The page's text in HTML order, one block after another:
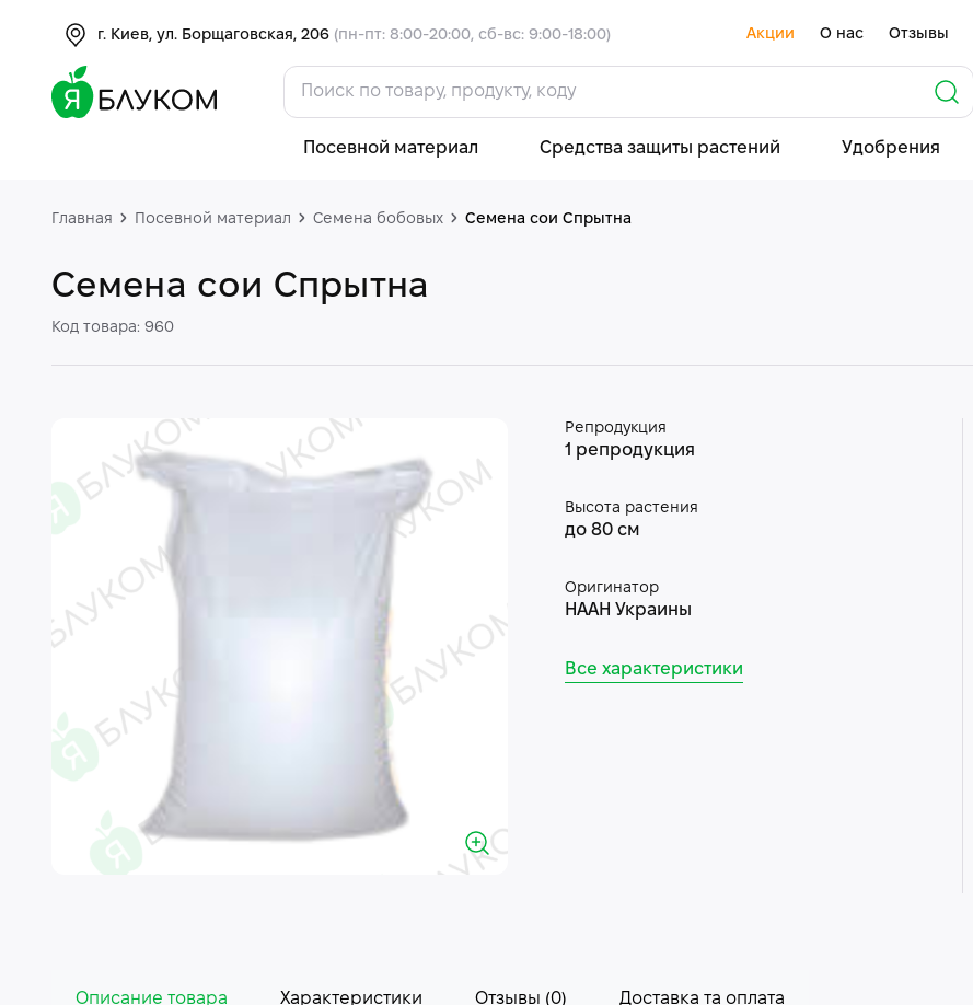
г. Киев, ул. Борщаговская, 206 (пн-пт: 8:00-20:00, сб-вс: 9:00-18:00) Акции О нас Отзывы
Посевной материал Средства защиты растений Удобрения
Главная Посевной материал Семена бобовых Семена сои Спрытна
Семена сои Спрытна
Код товара: 960
Репродукция
1 репродукция
Высота растения
до 80 см
Оригинатор
НААН Украины
Все характеристики
Описание товара Характеристики Отзывы (0) Доставка та оплата